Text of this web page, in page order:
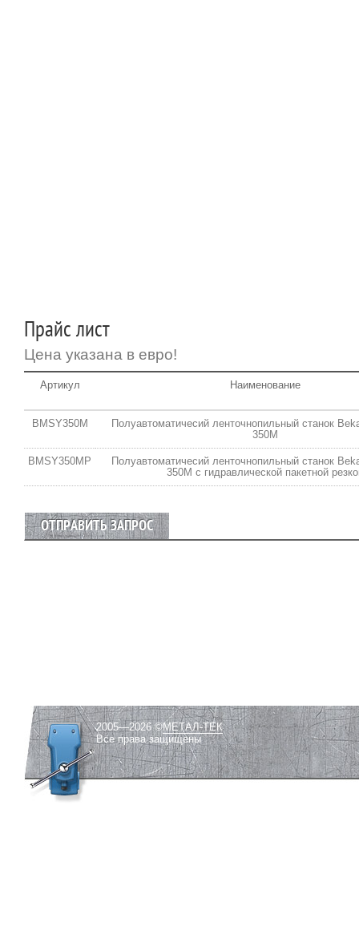
Прайс лист
Цена указана в евро!
Артикул Наименование
BMSY350M
Полуавтоматичесий ленточнопильный станок
350M
BMSY350MP
Полуавтоматичесий ленточнопильный станок
350M с гидравлической пакетной
ОТПРАВИТЬ ЗАПРОС
2005—2026 ©МЕТАЛ-ТЕК
Все права защищены